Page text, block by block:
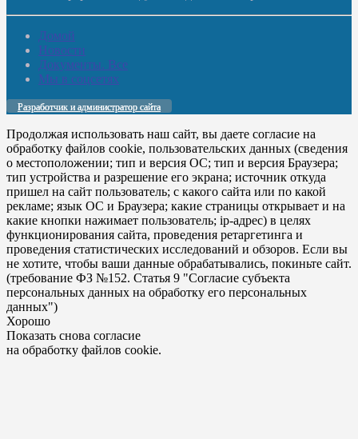
Домой
Новости
Документы. Все
Мы в соцсетях
Разработчик и администратор сайта
Продолжая использовать наш сайт, вы даете согласие на
обработку файлов cookie, пользовательских данных (сведения
о местоположении; тип и версия ОС; тип и версия Браузера;
тип устройства и разрешение его экрана; источник откуда
пришел на сайт пользователь; с какого сайта или по какой
рекламе; язык ОС и Браузера; какие страницы открывает и на
какие кнопки нажимает пользователь; ip-адрес) в целях
функционирования сайта, проведения ретаргетинга и
проведения статистических исследований и обзоров. Если вы
не хотите, чтобы ваши данные обрабатывались, покиньте сайт.
(требование ФЗ №152. Статья 9 "Согласие субъекта
персональных данных на обработку его персональных
данных")
Хорошо
Показать снова согласие
на обработку файлов cookie.